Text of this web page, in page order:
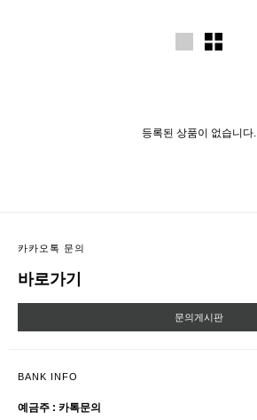
등록된 상품이 없습니다.
카카오톡 문의
바로가기
문의게시판
BANK INFO
예금주 : 카톡문의